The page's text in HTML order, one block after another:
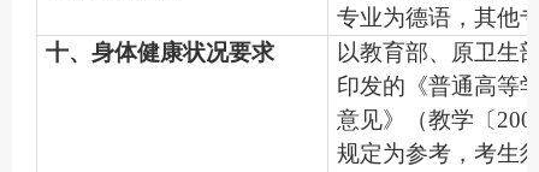
专业为德语，其他
十、身体健康状况要求
以教育部、原卫生
印发的《普通高等
意见》（教学〔
规定为参考，考生